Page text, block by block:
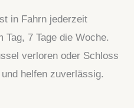
in Fahrn jederzeit
Tag, 7 Tage die Woche.
verloren oder Schloss
helfen zuverlässig.